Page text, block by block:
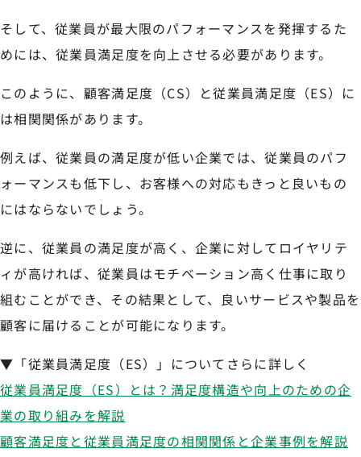
そして、従業員が最大限のパフォーマンスを発揮するた
めには、従業員満足度を向上させる必要があります。
このように、顧客満足度（CS）と従業員満足度（ES）に
は相関関係があります。
例えば、従業員の満足度が低い企業では、従業員のパフ
ォーマンスも低下し、お客様への対応もきっと良いもの
にはならないでしょう。
逆に、従業員の満足度が高く、企業に対してロイヤリテ
ィが高ければ、従業員はモチベーション高く仕事に取り
組むことができ、その結果として、良いサービスや製品を
顧客に届けることが可能になります。
▼「従業員満足度（ES）」についてさらに詳しく
従業員満足度（ES）とは？満足度構造や向上のための企
業の取り組みを解説
顧客満足度と従業員満足度の相関関係と企業事例を解説